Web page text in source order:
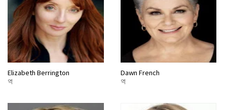
Elizabeth Berrington
역
Dawn French
역